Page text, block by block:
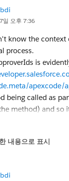
일 오후 7:36
know the context
process.
is
apexcode/
being called as
method) and so
내용으로 표시